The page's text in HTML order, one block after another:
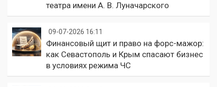
театра имени А. В. Луначарского
09-07-2026 16:11
Финансовый щит и право на форс-мажор:
как Севастополь и Крым спасают бизнес
в условиях режима ЧС